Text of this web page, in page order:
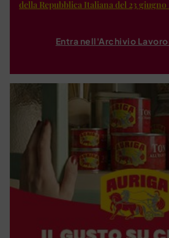
della Repubblica Italiana del 23 giugno
Entra nell'Archivio